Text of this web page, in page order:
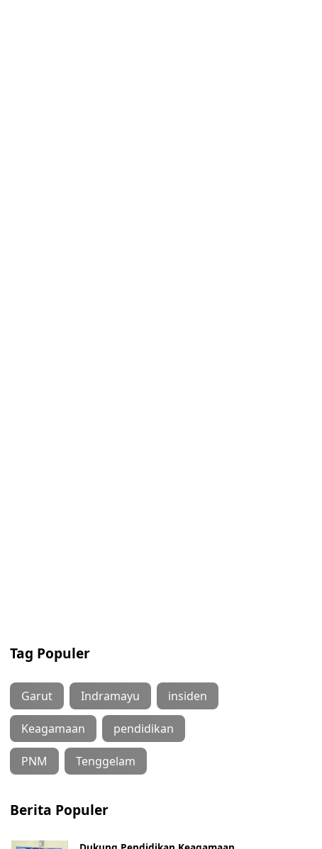
Tag Populer
Garut Indramayu insiden
Keagamaan pendidikan
PNM Tenggelam
Berita Populer